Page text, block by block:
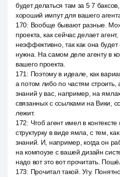
будет делаться там за 5 7
хороший импут для вашего
170: Вообще бывают разные.
проекта, как сейчас делает
неэффективно, так как она
нужна. На самом деле агенту в
вашего проекта.
171 : Поэтому в идеале, как
а потом либо по частям строить,
знаний у вас, например, на
связанных с ссылками на Вики,
лежит.
172: Чтоб агент имел в
структурку в виде ямла, с тем,
знаний. И, например, когда он
на компоузе с вашей дизайн
надо вот это вот прочитать.
173: Прочитал такой. Угу.